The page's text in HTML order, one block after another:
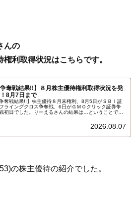
んの
利取得状況はこちらです。
争奪戦結果!!】８月株主優待権利取得状況を発
8月7日まで
争奪戦結果!!】株主優待８月末権利、8月5日がＳＢＩ証
ライングクロス争奪戦、6日がＧＭＯクリック証券争
初日でした。りーえるさんの結果は…ということで、
む）を報告します。最新の取得状況はこちらです…
2026.08.07
の株主優待の紹介でした。